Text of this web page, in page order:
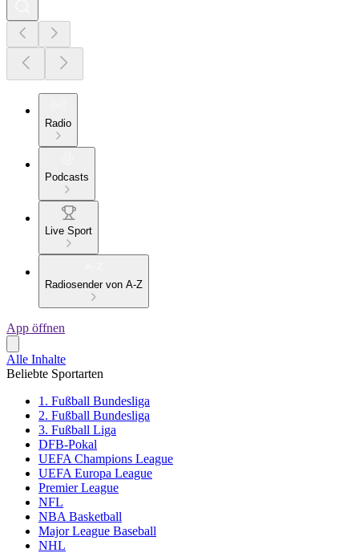
Radio
Podcasts
Live Sport
Radiosender von A-Z
App öffnen
Alle Inhalte
Beliebte Sportarten
1. Fußball Bundesliga
2. Fußball Bundesliga
3. Fußball Liga
DFB-Pokal
UEFA Champions League
UEFA Europa League
Premier League
NFL
NBA Basketball
Major League Baseball
NHL